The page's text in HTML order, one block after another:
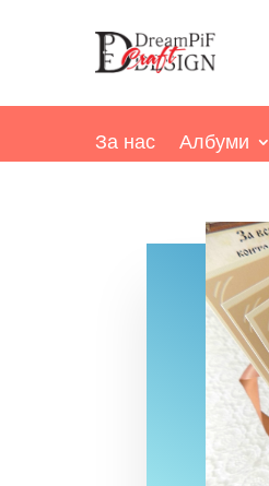
За нас Албуми